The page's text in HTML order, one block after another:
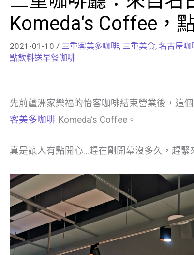
Komeda‘s Coffee，
2021-01-10 / 三重客美多咖啡, 三重美食, 名古屋咖
點飲料送早餐咖啡
先前蘆洲家樂福的怡客咖啡結束營業後，這
客美多咖啡 Komeda‘s Coffee。
真是讓人有點開心…趕在剛開幕沒多久，趕緊